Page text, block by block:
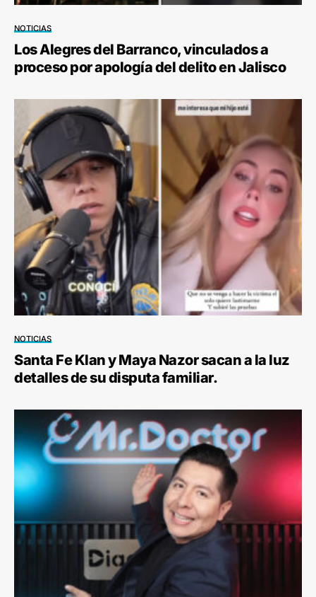
NOTICIAS
Los Alegres del Barranco, vinculados a
proceso por apología del delito en Jalisco
NOTICIAS
Santa Fe Klan y Maya Nazor sacan a la luz
detalles de su disputa familiar.